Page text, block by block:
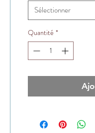
Sélectionner
Quantité *